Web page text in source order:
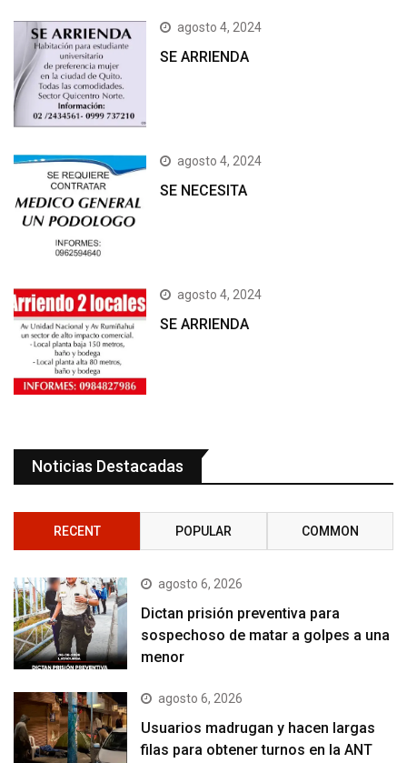
agosto 4, 2024
SE ARRIENDA
agosto 4, 2024
SE NECESITA
agosto 4, 2024
SE ARRIENDA
Noticias Destacadas
RECENT POPULAR COMMON
agosto 6, 2026
Dictan prisión preventiva para
sospechoso de matar a golpes a una
menor
agosto 6, 2026
Usuarios madrugan y hacen largas
filas para obtener turnos en la ANT